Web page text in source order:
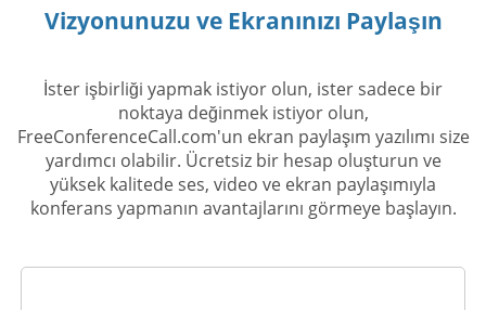
Vizyonunuzu ve Ekranınızı Paylaşın
İster işbirliği yapmak istiyor olun, ister sadece bir
noktaya değinmek istiyor olun,
FreeConferenceCall.com'un ekran paylaşım yazılımı size
yardımcı olabilir. Ücretsiz bir hesap oluşturun ve
yüksek kalitede ses, video ve ekran paylaşımıyla
konferans yapmanın avantajlarını görmeye başlayın.